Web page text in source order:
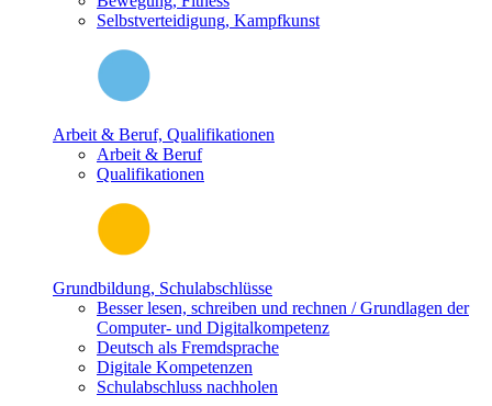
Selbstverteidigung, Kampfkunst
Arbeit & Beruf, Qualifikationen
Arbeit & Beruf
Qualifikationen
Grundbildung, Schulabschlüsse
Besser lesen, schreiben und rechnen / Grundlagen der
Computer- und Digitalkompetenz
Deutsch als Fremdsprache
Digitale Kompetenzen
Schulabschluss nachholen